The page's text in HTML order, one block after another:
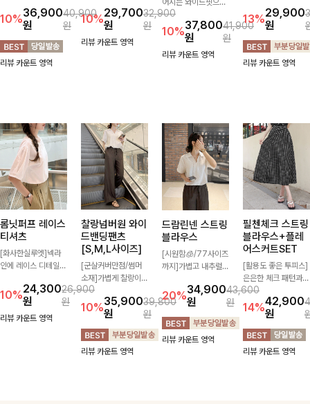
사랑스러운 무드를 완
성해주는 원피스🤍
허리 스모크 밴딩이
슬림한 실루엣을 연출
해주며, 자연스럽게
10%36,900
원
40,900
원
리뷰 카운트 영역
주는 니트입니다. 세
로 골지 짜임이 슬림
한 실루엣을 연출해
10%29,700
원
32,900
원
리뷰 카운트 영역
어지는 와이드핏으로
세련된 실루엣을 완성
해주는 슬랙스입니다.
깔끔한 디자인과 롱한
기장감으로 다리가 길
10%37,800
원
41,900
원
리뷰 카운트 영역
감, 여름에 딱 맞는 코
튼 셔츠❤️ 여유 있는
핏과 스트라이프 패
턴, 자연스러운 실루
엣으로 데일리 코디에
13%29,900
원
리뷰 카운트 영역
롬닛퍼프 레이스
티셔츠
[화사한실루엣]넥라
인에 레이스 디테일로
더했으며 풍성한 퍼프
소매로 군살을 숨겨주
는 동시에 러블리한
10%24,300
원
26,900
원
리뷰 카운트 영역
찰랑넘버원 와이
드밴딩팬츠
[S,M,L사이즈]
[군살커버만점/썸머
소재]가볍게 찰랑이는
원단과 여유로운 와이
드 핏으로 하루 종일
편안하게 착용하실 수
있는 팬츠입니다 🖤
✨ 허리 전체 밴딩과
스트링 디테일로 안정
10%35,900
원
39,800
원
리뷰 카운트 영역
드람린넨 스트링
블라우스
[시원함🧊/77사이즈
까지]가볍고 내추럴한
라우스로, 답답함 없
는 슬릿 카라 디자인
이 얼굴선을 더욱 시
원하게 연출해드립니
다 🤍🌿
20%34,900
원
43,600
원
리뷰 카운트 영역
필첸체크 스트링
블라우스+플레
어스커트SET
[활용도 좋은 투피스]
은은한 체크 패턴과
허리 스트링 디테일이
어우러진 투피스 세트
입니다. 여유로운 상
의와 풍성하게 퍼지는
롱스커트가 자연스러
운 체형 커버는 물론,
14%42,900
원
리뷰 카운트 영역